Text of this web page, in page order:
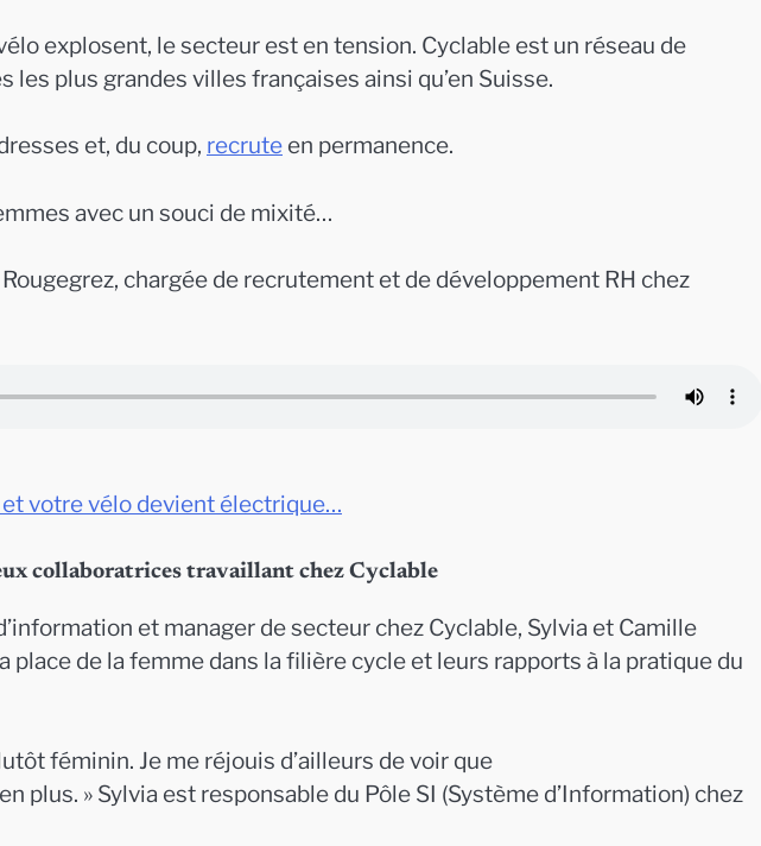
explosent, le secteur est en tension. Cyclable est un réseau de
les plus grandes villes françaises ainsi qu’en Suisse.
et, du coup, recrute en permanence.
avec un souci de mixité…
chargée de recrutement et de développement RH chez
et votre vélo devient électrique…
collaboratrices travaillant chez Cyclable
et manager de secteur chez Cyclable, Sylvia et Camille
place de la femme dans la filière cycle et leurs rapports à la pratique du
féminin. Je me réjouis d’ailleurs de voir que
plus. » Sylvia est responsable du Pôle SI (Système d’Information) chez